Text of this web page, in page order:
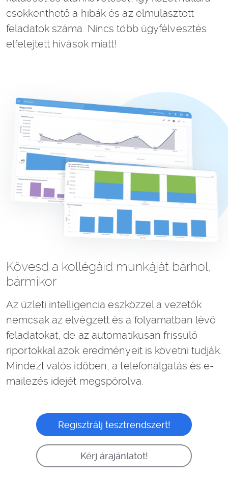
csökkenthető a hibák és az elmulasztott
feladatok száma. Nincs több ügyfélvesztés
elfelejtett hívások miatt!
Kövesd a kollégáid munkáját bárhol,
bármikor
Az üzleti intelligencia eszközzel a vezetők
nemcsak az elvégzett és a folyamatban lévő
feladatokat, de az automatikusan frissülő
riportokkal azok eredményeit is követni tudják.
Mindezt valós időben, a telefonálgatás és e-
mailezés idejét megspórolva.
Regisztrálj tesztrendszert!
Kérj árajánlatot!